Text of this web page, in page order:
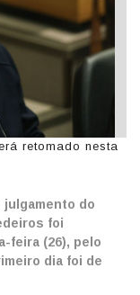
retomado nesta
do
foi
feira (26), pelo
dia foi de